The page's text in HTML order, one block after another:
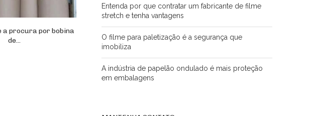
a procura por bobina
de...
que você precisa...
Entenda por que contratar um fabricante de filme
stretch e tenha vantagens
O filme para paletização é a segurança que
imobiliza
A indústria de papelão ondulado é mais proteção
em embalagens